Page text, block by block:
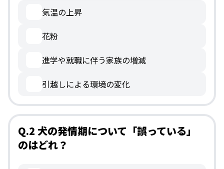
気温の上昇
花粉
進学や就職に伴う家族の増減
引越しによる環境の変化
Q.2 犬の発情期について「誤っている」
のはどれ？